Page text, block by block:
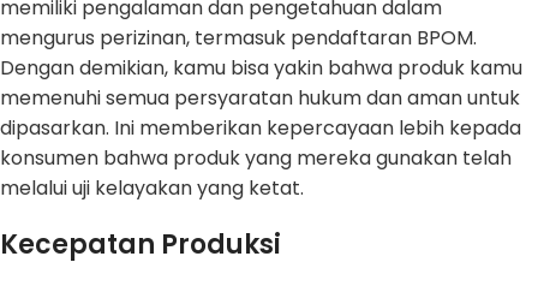
memiliki pengalaman dan pengetahuan dalam
mengurus perizinan, termasuk pendaftaran BPOM.
Dengan demikian, kamu bisa yakin bahwa produk kamu
memenuhi semua persyaratan hukum dan aman untuk
dipasarkan. Ini memberikan kepercayaan lebih kepada
konsumen bahwa produk yang mereka gunakan telah
melalui uji kelayakan yang ketat.
Kecepatan Produksi